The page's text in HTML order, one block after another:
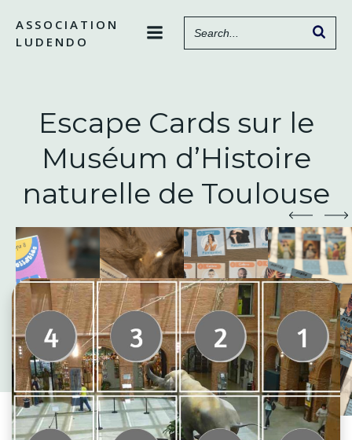
contenu
ASSOCIATION
LUDENDO
Escape Cards sur le
Muséum d’Histoire
naturelle de Toulouse